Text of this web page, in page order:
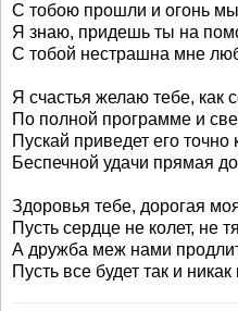
С тобою прошли и огонь
Я знаю, придешь ты на
С тобой нестрашна мне
Я счастья желаю тебе, как
По полной программе и
Пускай приведет его точно
Беспечной удачи прямая
Здоровья тебе, дорогая
Пусть сердце не колет, не
А дружба меж нами
Пусть все будет так и